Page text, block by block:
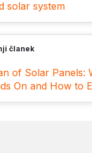
solar system
članek
of Solar Panels:
On and How to